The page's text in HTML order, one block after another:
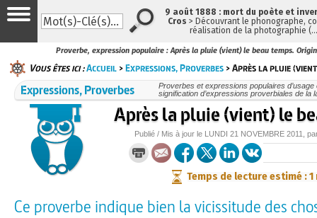
Proverbe, expression populaire : Après la pluie (vient) le beau temps.
Vous êtes ici :Accueil >Expressions, Proverbes > Après la pluie
Expressions, Proverbes
Proverbes et expressions populaires d’usage
signification d’expressions proverbiales de la
Après la pluie (vient) le
Publié / Mis à jour le LUNDI 21 NOVEMBRE 2011 ,
Temps de lecture estimé : 1
Ce proverbe indique bien la vicissitude des
9 août 1888 : mort du poète et
Cros > Découvrant le phonographe,
réalisation de la photographie